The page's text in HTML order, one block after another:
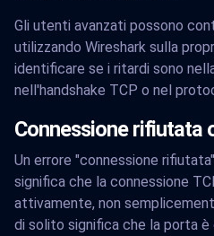
Gli utenti avanzati possono
utilizzando Wireshark sulla
identificare se i ritardi sono
nell'handshake TCP o nel
Connessione rifiutata
Un errore "connessione
significa che la connessione
attivamente, non
di solito significa che la porta